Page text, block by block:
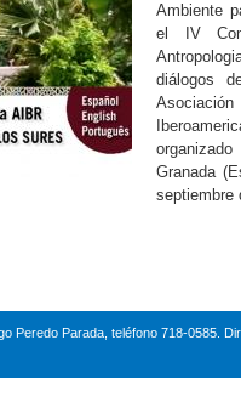
Ambiente
el IV
diálogos
Granada
septiembre
Peredo Parada, teléfono 718-0585.